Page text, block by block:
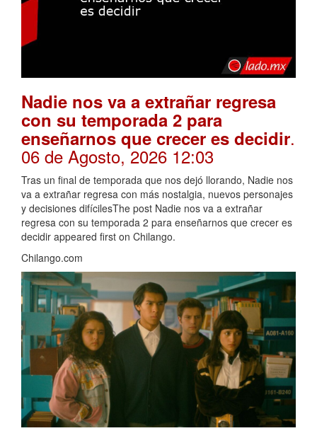
Nadie nos va a extrañar regresa
con su temporada 2 para
enseñarnos que crecer es decidir.
06 de Agosto, 2026 12:03
Tras un final de temporada que nos dejó llorando, Nadie nos
va a extrañar regresa con más nostalgia, nuevos personajes
y decisiones difícilesThe post Nadie nos va a extrañar
regresa con su temporada 2 para enseñarnos que crecer es
decidir appeared first on Chilango.
Chilango.com